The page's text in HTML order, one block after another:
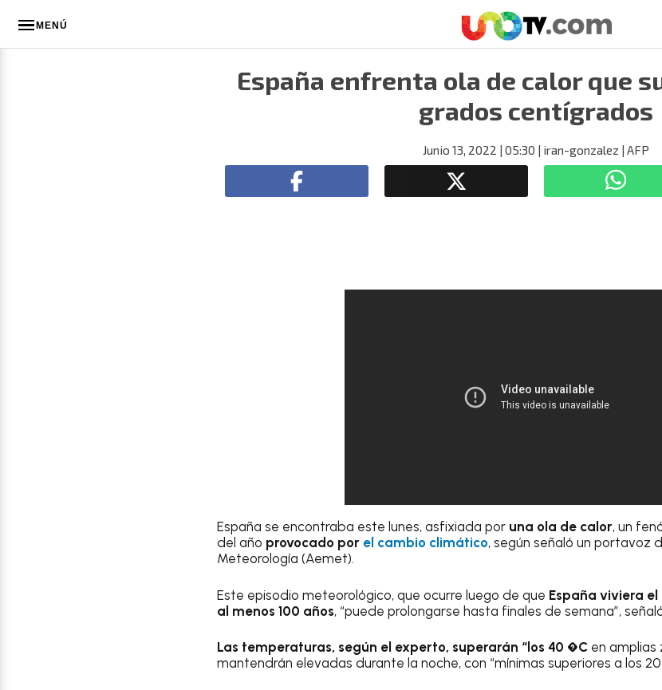
MENÚ
España enfrenta ola de calor que
grados centígrados
Junio 13, 2022 | 05:30 | iran-gonzalez | AFP
España se encontraba este lunes, asfixiada por una ola de calor, un
del año provocado por el cambio climático, según señaló un portavoz
Meteorología (Aemet).
Este episodio meteorológico, que ocurre luego de que España viviera
al menos 100 años, “puede prolongarse hasta finales de semana”,
Las temperaturas, según el experto, superarán “los 40 �C en amplias
mantendrán elevadas durante la noche, con “mínimas superiores a los